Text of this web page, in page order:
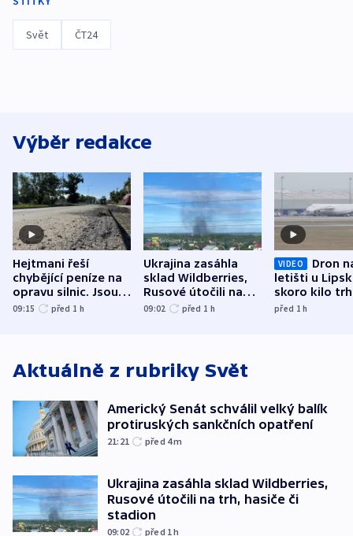
Svět ČT24
Výběr redakce
Hejtmani řeší
chybějící peníze na
opravu silnic. Jsou
nenárokové, namítá
09:15 před 1 h
Ukrajina zasáhla
sklad Wildberries,
Rusové útočili na
trh, hasiče či
09:02 před 1 h
VIDEO
Dron
letišti u
skoro kilo
indicie
před 1h
Aktuálně z rubriky Svět
Americký Senát schválil velký balík
protiruských sankčních opatření
21:21 před 4m
Ukrajina zasáhla sklad Wildberries,
Rusové útočili na trh, hasiče či
stadion
09:02 před 1h